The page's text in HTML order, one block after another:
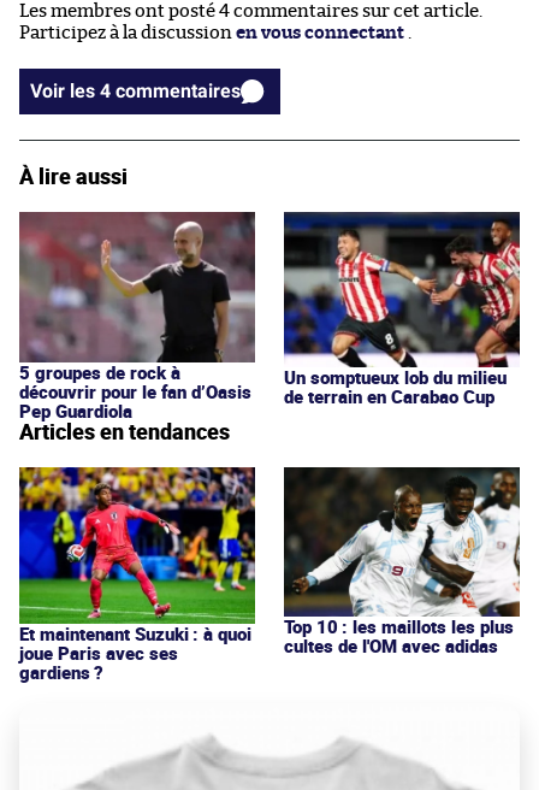
Les membres ont posté 4 commentaires sur cet article.
Participez à la discussion en vous connectant
Voir les 4 commentaires
À lire aussi
5 groupes de rock à
découvrir pour le fan d’Oasis
Pep Guardiola
Un somptueux lob du milieu
de terrain en Carabao Cup
Articles en tendances
Et maintenant Suzuki : à quoi
joue Paris avec ses
gardiens ?
Top 10 : les maillots les plus
cultes de l'OM avec adidas